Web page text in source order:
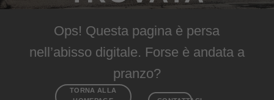
Ops! Questa pagina è persa
nell’abisso digitale. Forse è andata a
pranzo?
TORNA ALLA